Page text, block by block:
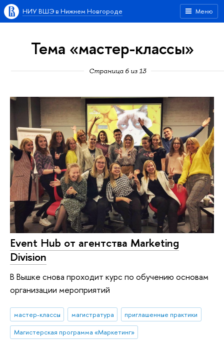
Меню
НИУ ВШЭ в Нижнем Новгороде
Тема «мастер-классы»
Страница 6 из 13
Event Hub от агентства Marketing
Division
В Вышке снова проходит курс по обучению основам
организации мероприятий
мастер-классы магистратура
приглашенные практики
Магистерская программа «Маркетинг»